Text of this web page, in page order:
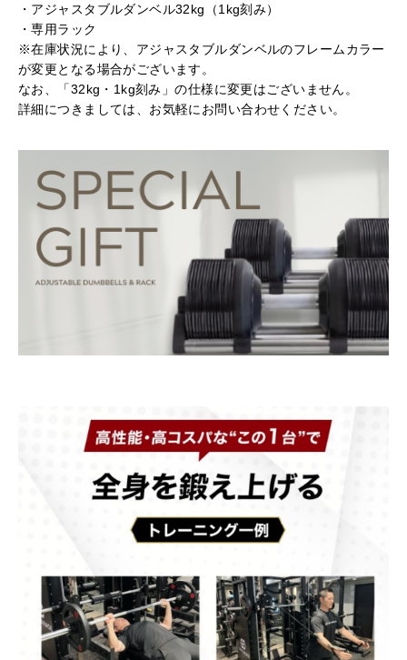
・アジャスタブルダンベル32kg（1kg刻み）
・専用ラック
※在庫状況により、アジャスタブルダンベルのフレームカラー
が変更となる場合がございます。
なお、「32kg・1kg刻み」の仕様に変更はございません。
詳細につきましては、お気軽にお問い合わせください。